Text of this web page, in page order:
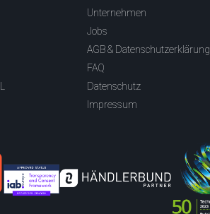
Unternehmen
Jobs
AGB & Datenschutzerklärung
FAQ
Datenschutz
Impressum